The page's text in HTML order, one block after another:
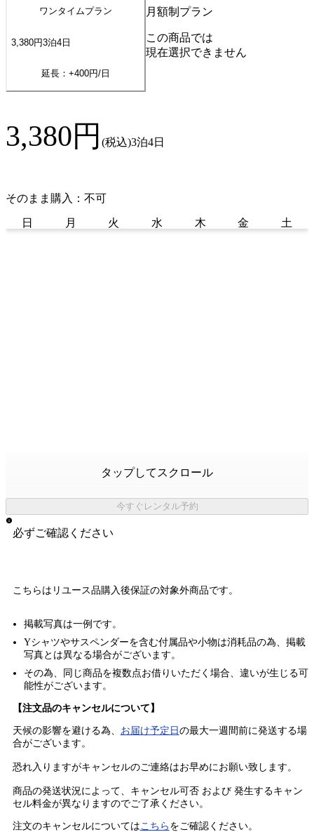
ワンタイムプラン
3,380円3泊4日
延長：+400円/日
月額制プラン
この商品では
現在選択できません
3,380円 (税込)3泊4日
そのまま購入：不可
日 月 火 水 木 金 土
タップしてスクロール
今すぐレンタル予約
必ずご確認ください
こちらはリユース品購入後保証の対象外商品です。
掲載写真は一例です。
Yシャツやサスペンダーを含む付属品や小物は消耗品の為、掲載
写真とは異なる場合がございます。
その為、同じ商品を複数点お借りいただく場合、違いが生じる可
能性がございます。
【注文品のキャンセルについて】
天候の影響を避ける為、 お届け予定日の最大一週間前に発送する場
合がございます。
恐れ入りますがキャンセルのご連絡はお早めにお願い致します。
商品の発送状況によって、キャンセル可否 および 発生するキャン
セル料金が異なりますのでご了承ください。
注文のキャンセルについては こちら をご確認ください。